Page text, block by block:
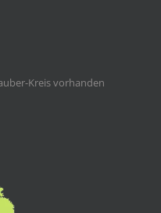
Kreis vorhanden